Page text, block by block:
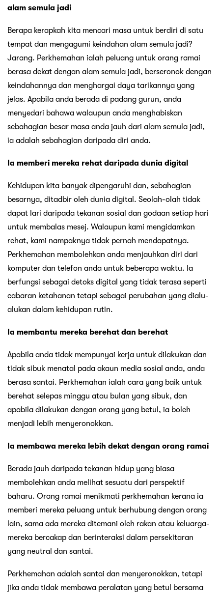
alam semula jadi
Berapa kerapkah kita mencari masa untuk berdiri di satu
tempat dan mengagumi keindahan alam semula jadi?
Jarang. Perkhemahan ialah peluang untuk orang ramai
berasa dekat dengan alam semula jadi, berseronok dengan
keindahannya dan menghargai daya tarikannya yang
jelas. Apabila anda berada di padang gurun, anda
menyedari bahawa walaupun anda menghabiskan
sebahagian besar masa anda jauh dari alam semula jadi,
ia adalah sebahagian daripada diri anda.
Ia memberi mereka rehat daripada dunia digital
Kehidupan kita banyak dipengaruhi dan, sebahagian
besarnya, ditadbir oleh dunia digital. Seolah-olah tidak
dapat lari daripada tekanan sosial dan godaan setiap hari
untuk membalas mesej. Walaupun kami mengidamkan
rehat, kami nampaknya tidak pernah mendapatnya.
Perkhemahan membolehkan anda menjauhkan diri dari
komputer dan telefon anda untuk beberapa waktu. Ia
berfungsi sebagai detoks digital yang tidak terasa seperti
cabaran ketahanan tetapi sebagai perubahan yang dialu-
alukan dalam kehidupan rutin.
Ia membantu mereka berehat dan berehat
Apabila anda tidak mempunyai kerja untuk dilakukan dan
tidak sibuk menatal pada akaun media sosial anda, anda
berasa santai. Perkhemahan ialah cara yang baik untuk
berehat selepas minggu atau bulan yang sibuk, dan
apabila dilakukan dengan orang yang betul, ia boleh
menjadi lebih menyeronokkan.
Ia membawa mereka lebih dekat dengan orang ramai
Berada jauh daripada tekanan hidup yang biasa
membolehkan anda melihat sesuatu dari perspektif
baharu. Orang ramai menikmati perkhemahan kerana ia
memberi mereka peluang untuk berhubung dengan orang
lain, sama ada mereka ditemani oleh rakan atau keluarga-
mereka bercakap dan berinteraksi dalam persekitaran
yang neutral dan santai.
Perkhemahan adalah santai dan menyeronokkan, tetapi
jika anda tidak membawa peralatan yang betul bersama